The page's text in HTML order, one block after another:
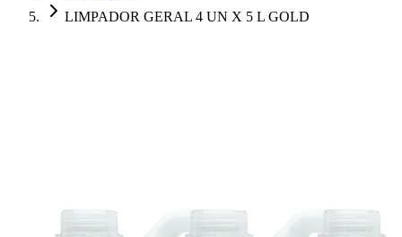
LIMPADOR GERAL 4 UN X 5 L GOLD